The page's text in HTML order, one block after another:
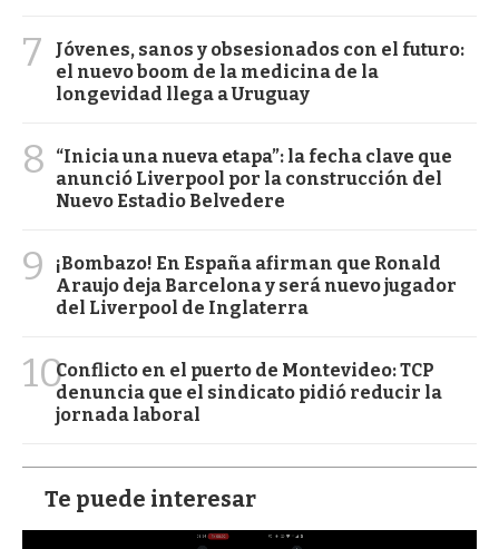
7
Jóvenes, sanos y obsesionados con el futuro:
el nuevo boom de la medicina de la
longevidad llega a Uruguay
8
“Inicia una nueva etapa”: la fecha clave que
anunció Liverpool por la construcción del
Nuevo Estadio Belvedere
9
¡Bombazo! En España afirman que Ronald
Araujo deja Barcelona y será nuevo jugador
del Liverpool de Inglaterra
10Conflicto en el puerto de Montevideo: TCP
denuncia que el sindicato pidió reducir la
jornada laboral
Te puede interesar